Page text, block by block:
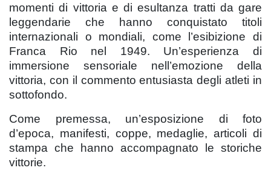
momenti di vittoria e di esultanza tratti da gare
leggendarie che hanno conquistato titoli
internazionali o mondiali, come l’esibizione di
Franca Rio nel 1949. Un’esperienza di
immersione sensoriale nell’emozione della
vittoria, con il commento entusiasta degli atleti in
sottofondo.
Come premessa, un’esposizione di foto
d’epoca, manifesti, coppe, medaglie, articoli di
stampa che hanno accompagnato le storiche
vittorie.